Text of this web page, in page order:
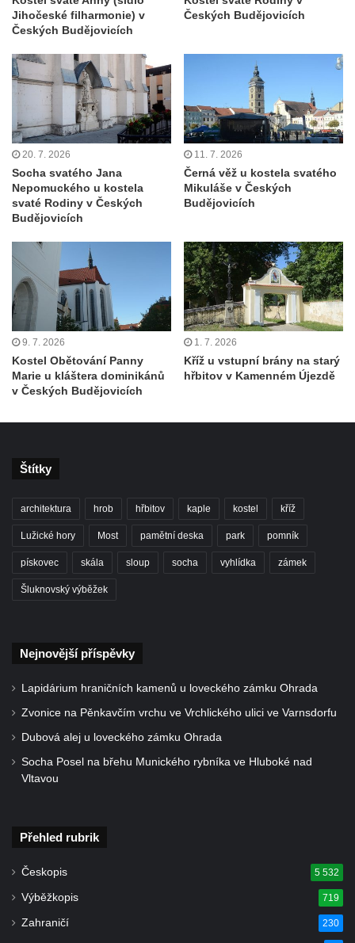
Kaple u polní cesty východně od zámku v
Kaple svatého Rocha na zvířecím hřbitově v
Jimlíně
Kaple v zahradě domu čp. 55 v Jimlíně
Kaple svatého Josefa v Jimlíně
Márnice na hřbitově v Opočně u Loun
Kostel Nanebevzetí Panny Marie v Opočně
Kostel svaté Barbory v Otvicích
Všestudech
Kostel svatého Václava ve Strupčicích
Kaple v Michalovicích
Kostel svatého Mikuláše ve Velkých
Žernosekách
Kaple svatého Urbana ve Velkých
Žernosekách
Márnice u kostel svatého Jana
Kostel svatého Václava v Srbské Kamenici
Hrobka rodiny Havlovy na hřbitově v
Kostel Nejsvětější Trojice na hřbitově v
Chloumku v Mělníku
Kaple svatého Jana Nepomuckého na
Chloumečku v Mělníku
Hřbitovní kaple v Trávníku
Kaple na rozcestí v jižní části Budyně nad
Kaple v centru Roudníčku
Kaple u domu čp. 51 v Roudníčku
Kaple v Brníkově
Jihočeské filharmonie) v
Českých Budějovicích
Českých Budějovicích
20. 7. 2026
Socha svatého Jana
Nepomuckého u kostela
svaté Rodiny v Českých
Budějovicích
11. 7. 2026
Černá věž u kostela svatého
Mikuláše v Českých
Budějovicích
9. 7. 2026
Kostel Obětování Panny
Marie u kláštera dominikánů
v Českých Budějovicích
1. 7. 2026
Kříž u vstupní brány na starý
hřbitov v Kamenném Újezdě
Štítky
architektura hrob hřbitov kaple kostel kříž
Lužické hory Most pamětní deska park pomník
pískovec skála sloup socha vyhlídka zámek
Šluknovský výběžek
Nejnovější příspěvky
Lapidárium hraničních kamenů u loveckého zámku Ohrada
Zvonice na Pěnkavčím vrchu ve Vrchlického ulici ve Varnsdorfu
Dubová alej u loveckého zámku Ohrada
Socha Posel na břehu Munického rybníka ve Hluboké nad
Vltavou
Přehled rubrik
Českopis 5 532
Výběžkopis 719
Zahraničí 230